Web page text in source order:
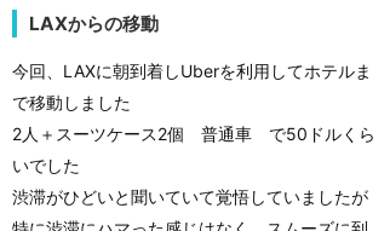
LAXからの移動
今回、LAXに朝到着しUberを利用してホテルま
で移動しました
2人＋スーツケース2個 普通車 で50ドルくら
いでした
渋滞がひどいと聞いていて覚悟していましたが